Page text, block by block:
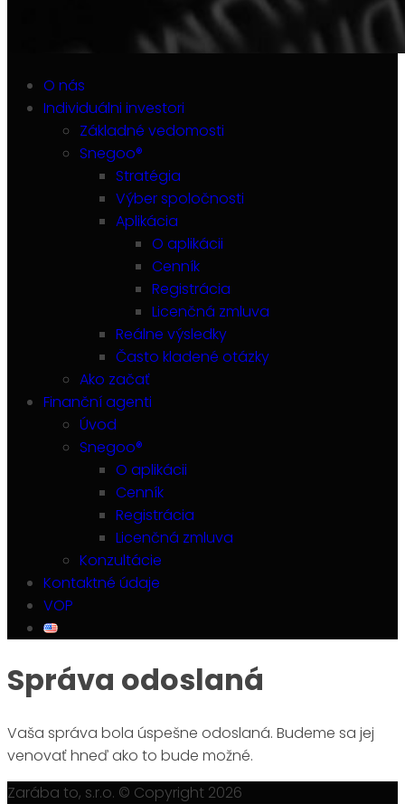
O nás
Individuálni investori
Základné vedomosti
Snegoo®
Stratégia
Výber spoločnosti
Aplikácia
O aplikácii
Cenník
Registrácia
Licenčná zmluva
Reálne výsledky
Často kladené otázky
Ako začať
Finanční agenti
Úvod
Snegoo®
O aplikácii
Cenník
Registrácia
Licenčná zmluva
Konzultácie
Kontaktné údaje
VOP
Správa odoslaná
Vaša správa bola úspešne odoslaná. Budeme sa jej
venovať hneď ako to bude možné.
Zarába to, s.r.o. © Copyright 2026